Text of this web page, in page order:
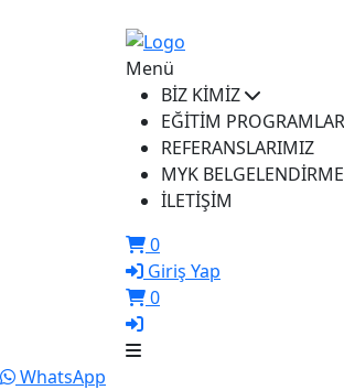
Menü
BİZ KİMİZ
EĞİTİM
REFERANSLARIMIZ
MYK BELGELENDİRME
İLETİŞİM
0
Giriş Yap
0
WhatsApp